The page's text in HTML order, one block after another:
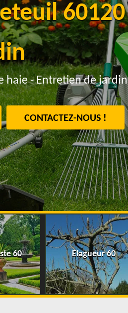
60120
haie - Entretien de jardin
CONTACTEZ-NOUS !
60 Elagueur 60